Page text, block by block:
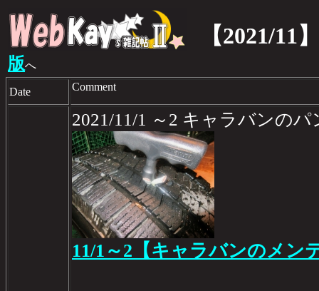
【2021/11
版へ
Date Comment
2021/11/1 ～2 キャラバンのパ
11/1～2【キャラバンのメン